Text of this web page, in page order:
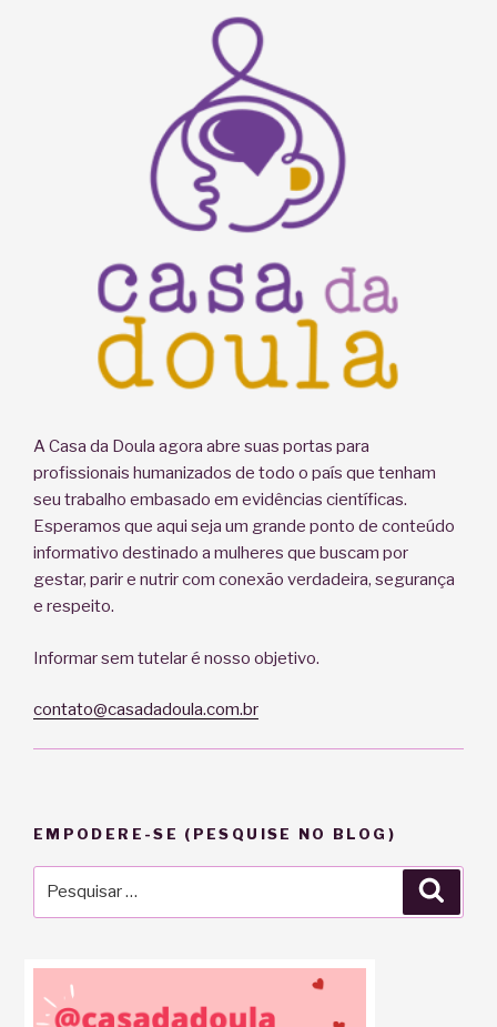
A Casa da Doula agora abre suas portas para
profissionais humanizados de todo o país que tenham
seu trabalho embasado em evidências científicas.
Esperamos que aqui seja um grande ponto de conteúdo
informativo destinado a mulheres que buscam por
gestar, parir e nutrir com conexão verdadeira, segurança
e respeito.
Informar sem tutelar é nosso objetivo.
contato@casadadoula.com.br
EMPODERE-SE (PESQUISE NO BLOG)